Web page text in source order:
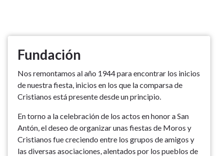
Fundación
Nos remontamos al año 1944 para encontrar los inicios
de nuestra fiesta, inicios en los que la comparsa de
Cristianos está presente desde un principio.
En torno a la celebración de los actos en honor a San
Antón, el deseo de organizar unas fiestas de Moros y
Cristianos fue creciendo entre los grupos de amigos y
las diversas asociaciones, alentados por los pueblos de